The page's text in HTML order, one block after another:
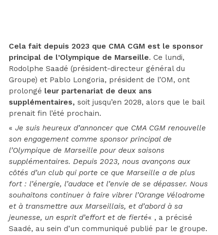
Cela fait depuis 2023 que CMA CGM est le sponsor
principal de l’Olympique de Marseille. Ce lundi,
Rodolphe Saadé (président-directeur général du
Groupe) et Pablo Longoria, président de l’OM, ont
prolongé leur partenariat de deux ans
supplémentaires, soit jusqu’en 2028, alors que le bail
prenait fin l’été prochain.
« Je suis heureux d’annoncer que CMA CGM renouvelle
son engagement comme sponsor principal de
l’Olympique de Marseille pour deux saisons
supplémentaires. Depuis 2023, nous avançons aux
côtés d’un club qui porte ce que Marseille a de plus
fort : l’énergie, l’audace et l’envie de se dépasser. Nous
souhaitons continuer à faire vibrer l’Orange Vélodrome
et à transmettre aux Marseillais, et d’abord à sa
jeunesse, un esprit d’effort et de fierté« , a précisé
Saadé, au sein d’un communiqué publié par le groupe.